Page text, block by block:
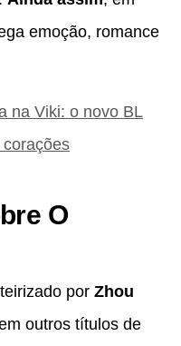
emoção, romance
na Viki: o novo BL
O
por Zhou
outros títulos de